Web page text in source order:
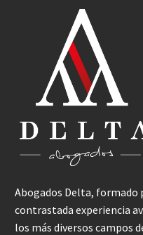
Abogados Delta, formado
contrastada experiencia
los más diversos campos